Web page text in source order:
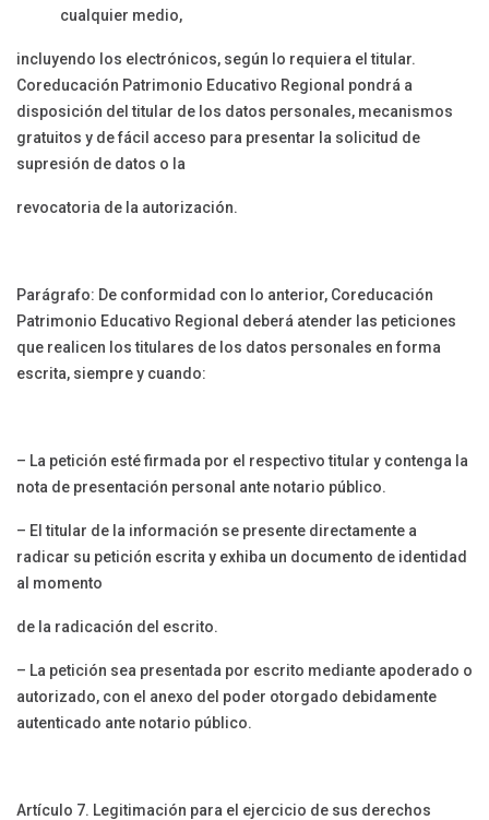
cualquier medio,
incluyendo los electrónicos, según lo requiera el titular.
Coreducación Patrimonio Educativo Regional pondrá a
disposición del titular de los datos personales, mecanismos
gratuitos y de fácil acceso para presentar la solicitud de
supresión de datos o la
revocatoria de la autorización.
Parágrafo: De conformidad con lo anterior, Coreducación
Patrimonio Educativo Regional deberá atender las peticiones
que realicen los titulares de los datos personales en forma
escrita, siempre y cuando:
– La petición esté firmada por el respectivo titular y contenga la
nota de presentación personal ante notario público.
– El titular de la información se presente directamente a
radicar su petición escrita y exhiba un documento de identidad
al momento
de la radicación del escrito.
– La petición sea presentada por escrito mediante apoderado o
autorizado, con el anexo del poder otorgado debidamente
autenticado ante notario público.
Artículo 7. Legitimación para el ejercicio de sus derechos